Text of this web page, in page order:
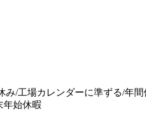
み/工場カレンダーに準ずる/年間
年始休暇